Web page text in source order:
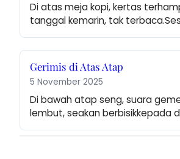
Di atas meja kopi, kertas
tanggal kemarin, tak
Gerimis di Atas Atap
5 November 2025
Di bawah atap seng, suara
lembut, seakan berbisikkepada